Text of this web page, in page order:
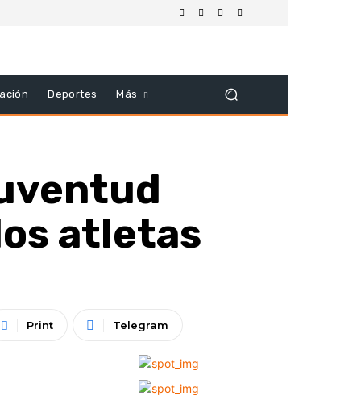
Deportes Más
atletas
Print Telegram